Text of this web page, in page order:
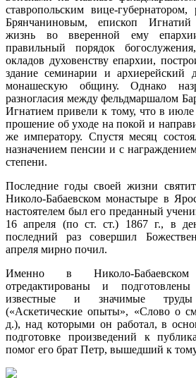
ставропольским вице-
Брянчаниновым, епископ
жизнь во вверенной ему
правильный порядок
окладов духовенству епархии,
здание семинарии и архиерейский
монашескую общину. Однако
разногласия между фельдмаршалом
Игнатием привели к тому, что в июле
прошение об уходе на покой и
же императору. Спустя месяц
назначением пенсии и с
степени.
Последние годы своей жизни
Николо-Бабаевском монастыре в
настоятелем был его преданный
16 апреля (по ст. ст.) 1867 г., в
последний раз совершил
апреля мирно почил.
Именно в Николо-
отредактированы и
известные и значимые труды
(«Аскетические опыты», «Слово о
д.), над которыми он работал, в
подготовке произведений к
помог его брат Петр, вышедший к